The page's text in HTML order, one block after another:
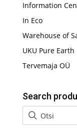
Information
In Eco
Warehouse of
UKU Pure Earth
Tervemaja OÜ
Search